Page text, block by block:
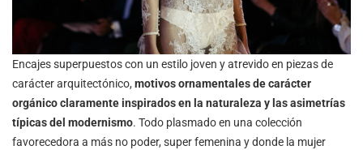
Encajes superpuestos con un estilo joven y atrevido en piezas de
carácter arquitectónico, motivos ornamentales de carácter
orgánico claramente inspirados en la naturaleza y las asimetrías
típicas del modernismo. Todo plasmado en una colección
favorecedora a más no poder, super femenina y donde la mujer